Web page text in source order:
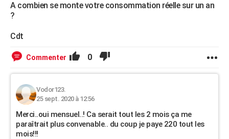
A combien se monte votre consommation réelle sur un an
?
Cdt
Commenter 0
Vodor123.
25 sept. 2020 à 12:56
Merci..oui mensuel..! Ca serait tout les 2 mois ça me
paraîtrait plus convenable.. du coup je paye 220 tout les
mois!!!